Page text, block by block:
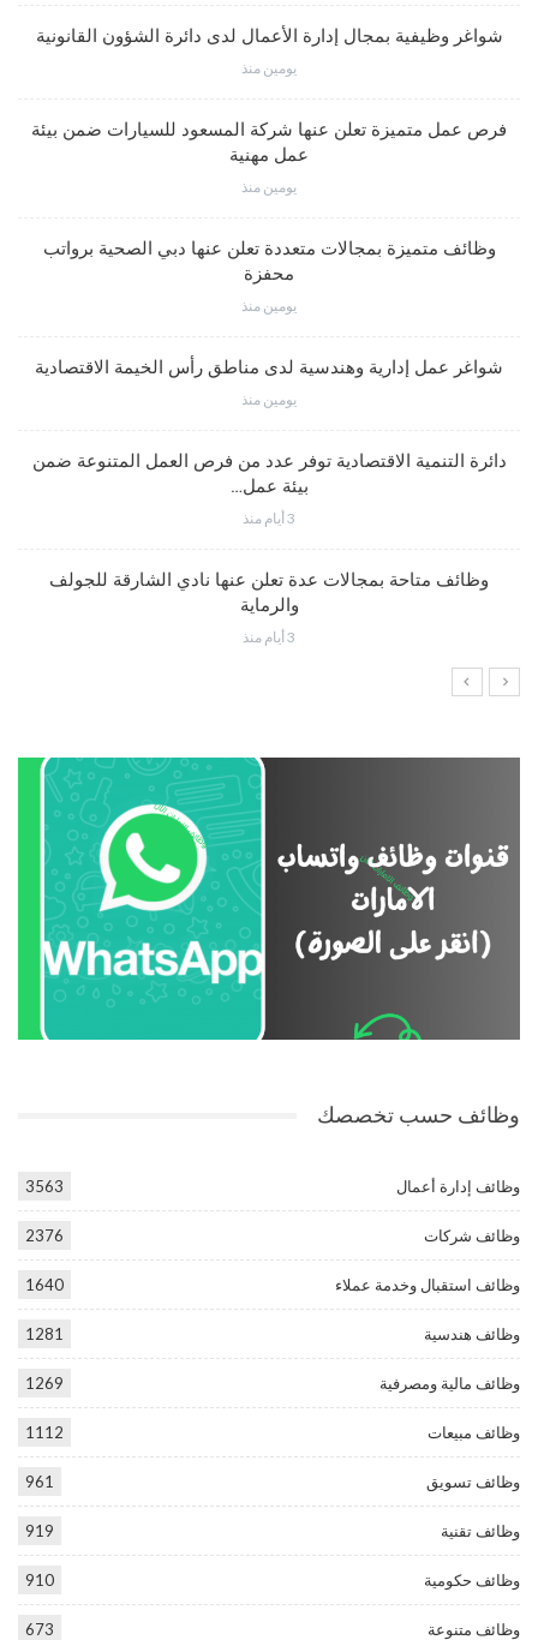
شواغر وظيفية بمجال إدارة الأعمال لدى دائرة الشؤون القانونية
يومين منذ
فرص عمل متميزة تعلن عنها شركة المسعود للسيارات ضمن بيئة
عمل مهنية
يومين منذ
وظائف متميزة بمجالات متعددة تعلن عنها دبي الصحية برواتب
محفزة
يومين منذ
شواغر عمل إدارية وهندسية لدى مناطق رأس الخيمة الاقتصادية
يومين منذ
دائرة التنمية الاقتصادية توفر عدد من فرص العمل المتنوعة ضمن
بيئة عمل…
3 أيام منذ
وظائف متاحة بمجالات عدة تعلن عنها نادي الشارقة للجولف
والرماية
3 أيام منذ
وظائف حسب تخصصك
وظائف إدارة أعمال 3563
وظائف شركات 2376
وظائف استقبال وخدمة عملاء 1640
وظائف هندسية 1281
وظائف مالية ومصرفية 1269
وظائف مبيعات 1112
وظائف تسويق 961
وظائف تقنية 919
وظائف حكومية 910
وظائف متنوعة 673